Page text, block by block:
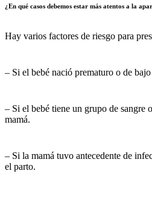
¿En qué casos debemos estar más atentos a la
Hay varios factores de riesgo para
– Si el bebé nació prematuro o de bajo
– Si el bebé tiene un grupo de sangre
mamá.
– Si la mamá tuvo antecedente de
el parto.